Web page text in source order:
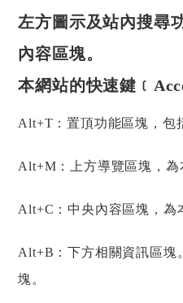
左方圖示及站內搜尋
內容區塊。
本網站的快速鍵
Alt+T：置頂功能區塊，包
Alt+M：上方導覽區塊，為
Alt+C：中央內容區塊，為
Alt+B：下方相關資訊區塊
塊。